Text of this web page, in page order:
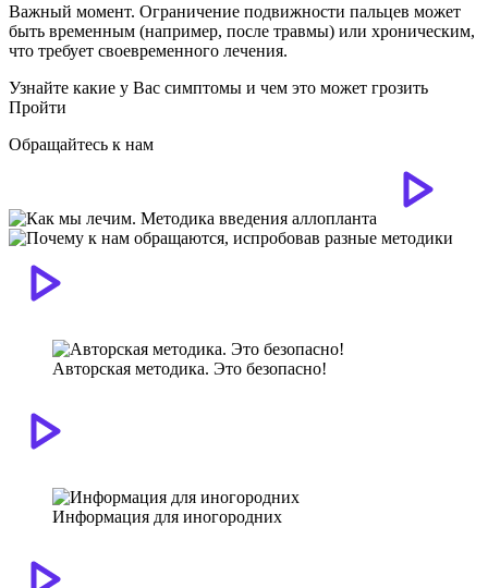
Важный момент. Ограничение подвижности пальцев может
быть временным (например, после травмы) или хроническим,
что требует своевременного лечения.
Узнайте какие у Вас симптомы и чем это может грозить
Пройти
Обращайтесь к нам
Авторская методика. Это безопасно!
Информация для иногородних